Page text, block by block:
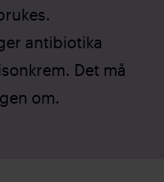
antibiotika
Det må
om.